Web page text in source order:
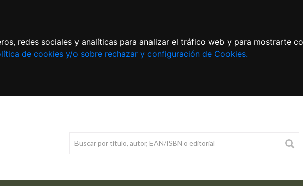
redes sociales y analíticas para analizar el tráfico web y para mostrarte
de cookies y/o sobre rechazar y configuración de Cookies.